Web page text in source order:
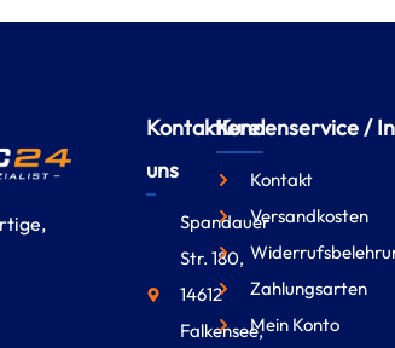
Kontaktiere
uns
Spandauer
Str. 180,
14612
Falkensee,
Kundenservice /
Kontakt
Versandkosten
Zahlungsarten
Mein Konto